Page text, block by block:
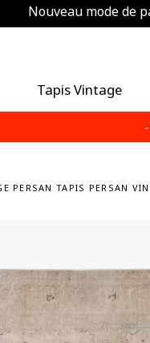
Nouveau mode de
Tapis Vintage
PERSAN TAPIS PERSAN